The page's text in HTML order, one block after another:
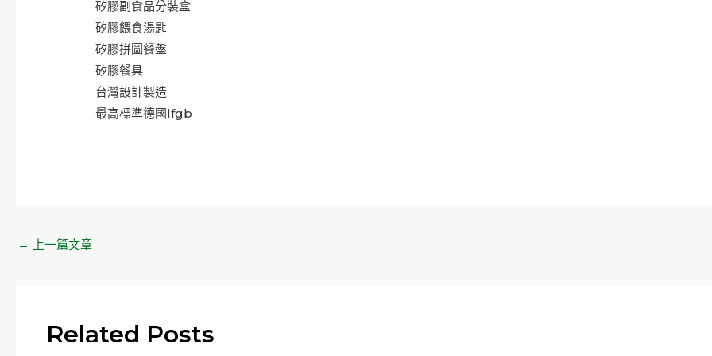
矽膠副食品分裝盒
矽膠餵食湯匙
矽膠拼圖餐盤
矽膠餐具
台灣設計製造
最高標準德國lfgb
← 上一篇文章
Related Posts